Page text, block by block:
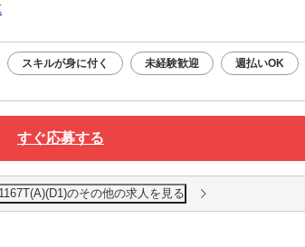
スキルが身に付く 未経験歓迎 週払いOK
すぐ応募する
のその他の求人を見る